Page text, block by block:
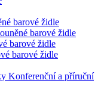
barové židle
barové židle
barové židle
barové židle
Konferenční a příruční